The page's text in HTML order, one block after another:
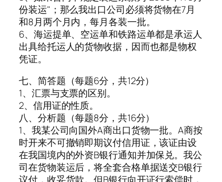
份装运"；那么我出口公司必须将货物在7月
和8月两个月内，每月各装一批。
6、海运提单、空运单和铁路运单都是承运人
出具给托运人的货物收据，因而也都是物权
凭证。
七、简答题（每题6分，共12分）
1、汇票与支票的区别。
2、信用证的性质。
八、分析题（每题8分，共16分）
1、我某公司向国外A商出口货物一批。A商按
时开来不可撤销即期议付信用证，该证由设
在我国境内的外资B银行通知并加保兑。我公
司在货物装运后，将全套合格单据送交B银行